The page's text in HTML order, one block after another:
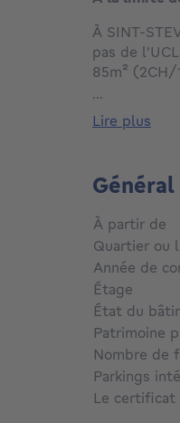
À SINT-
pas de
85m²
Vous serez
arrêts de
lave-
splendide
avant
salle de
placards
prix de
commune
alliant
desservi.
PEB C :
...
lire plus
Général
À partir de
Quartier ou
Année de
Étage
État du
Patrimoine
Nombre de
Parkings
Le certificat